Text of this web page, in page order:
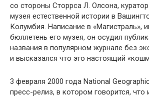
со стороны Сторрса Л. Олсона,
музея естественной истории в
Колумбия. Написание в «Магистраль»,
бюллетень его музея, он осудил
названия в популярном журнале без
и высказался что это настоящий
3 февраля 2000 года National
пресс-релиз, в котором говорится, что